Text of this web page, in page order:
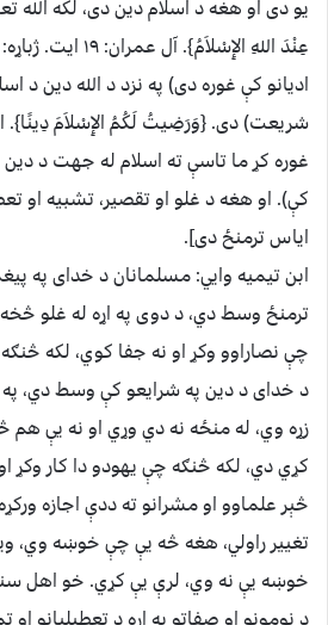
يو دى او هغه د اسلام دين دى، لکه الله
عِنْدَ اللهِ الإِسْلاَمُ}.
اديانو كې غوره دى) په نزد د الله دين د
غوره كړ ما تاسې ته اسلام له جهت د دين
كې). او هغه د غلو او تقصير، تشبيه او
اياس ترمنځ دى].
ابن تيميه وايي: مسلمانان د خداى په
ترمنځ وسط دي، د دوى په اړه له غلو څخه
چې نصاراوو وکړ او نه جفا کوي، لکه
د خداى د دين په شرايعو کې وسط دي،
زړه وي، له منځه نه دي وړي او نه يې هم
کړي دي، لکه څنګه چې يهودو دا کار وکړ
څېر علماوو او مشرانو ته ددې اجازه
تغيير راولي، هغه څه يې چې خوښه وي،
خوښه يې نه وي، لرې يې کړي. خو اهل
د نومونو او صفاتو په اړه د تعطيليانو او